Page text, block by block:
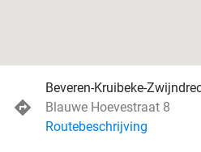
Beveren-Kruibeke-
Blauwe Hoevestraat 8
Routebeschrijving